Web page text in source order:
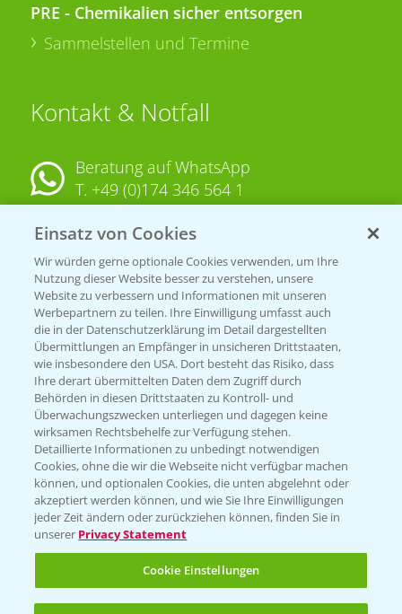
PRE - Chemikalien sicher entsorgen
Sammelstellen und Termine
Kontakt & Notfall
Beratung auf WhatsApp
T. +49 (0)174 346 564 1
KONTAKT
Hilfe in Notfällen
T.+49 (0)214/30-20220
Folgen Sie uns
Einsatz von Cookies
Wir würden gerne optionale Cookies verwenden, um Ihre
Nutzung dieser Website besser zu verstehen, unsere
Website zu verbessern und Informationen mit unseren
Werbepartnern zu teilen. Ihre Einwilligung umfasst auch
die in der Datenschutzerklärung im Detail dargestellten
Übermittlungen an Empfänger in unsicheren Drittstaaten,
wie insbesondere den USA. Dort besteht das Risiko, dass
Ihre derart übermittelten Daten dem Zugriff durch
Behörden in diesen Drittstaaten zu Kontroll- und
Überwachungszwecken unterliegen und dagegen keine
wirksamen Rechtsbehelfe zur Verfügung stehen.
Detaillierte Informationen zu unbedingt notwendigen
Cookies, ohne die wir die Webseite nicht verfügbar machen
können, und optionalen Cookies, die unten abgelehnt oder
akzeptiert werden können, und wie Sie Ihre Einwilligungen
jeder Zeit ändern oder zurückziehen können, finden Sie in
unserer Privacy Statement
Cookie Einstellungen